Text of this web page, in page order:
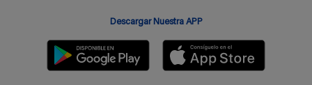
Descargar Nuestra APP